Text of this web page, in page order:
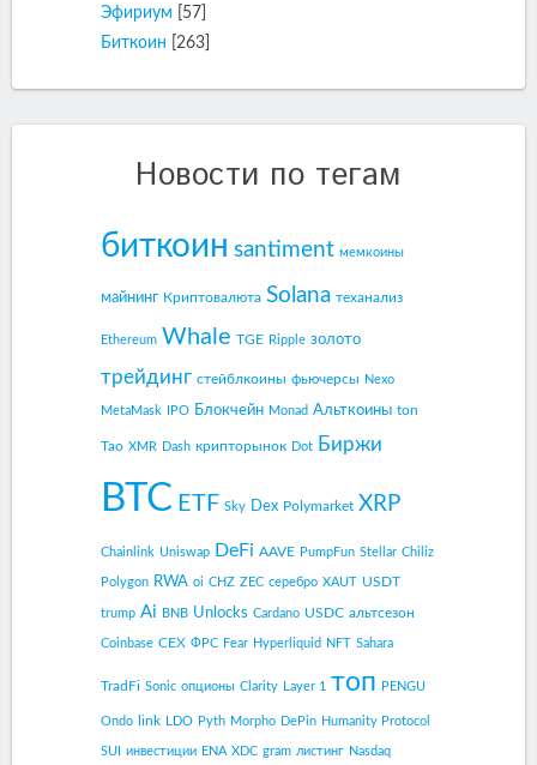
Эфириум
[57]
Биткоин
[263]
Новости по тегам
биткоин santiment мемкоины
майнинг Криптовалюта Solana теханализ
Ethereum Whale TGE Ripple золото
трейдинг стейблкоины фьючерсы Nexo
MetaMask IPO Блокчейн Monad Альткоины ton
Tao XMR Dash крипторынок Dot Биржи
BTC ETF Sky Dex Polymarket XRP
Chainlink Uniswap DeFi AAVE PumpFun Stellar Chiliz
Polygon RWA oi CHZ ZEC серебро XAUT USDT
trump Ai BNB Unlocks Cardano USDC альтсезон
Coinbase CEX ФРС Fear Hyperliquid NFT Sahara
TradFi Sonic опционы Clarity Layer 1 топ PENGU
Ondo link LDO Pyth Morpho DePin Humanity Protocol
SUI инвестиции ENA XDC gram листинг Nasdaq